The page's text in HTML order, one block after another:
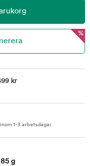
%
kr
1-3 arbetsdagar.
g